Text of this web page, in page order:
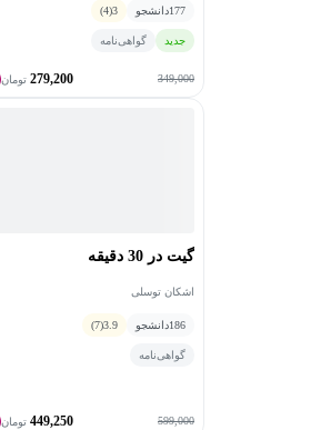
177دانشجو 3
(4)
جدید گواهی‌نامه
349,000
279,200 تومان
گیت در 30 دقیقه
اشکان توسلی
186دانشجو 3.9
(7)
گواهی‌نامه
599,000
449,250 تومان